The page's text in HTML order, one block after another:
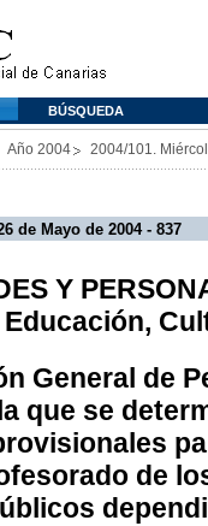
BÚSQUEDA
Año 2004 2004/101.
de Mayo de 2004 - 837
Y
General de
que se
de